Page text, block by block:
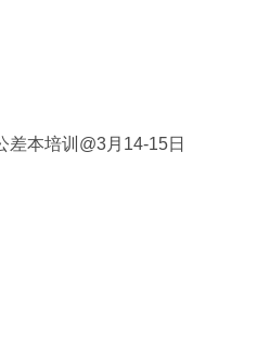
差本培训@3月14-15日